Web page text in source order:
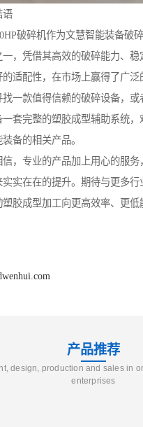
语
破碎机作为文慧智能装备破
一，凭借其高效的破碎能力、稳
的适配性，在市场上赢得了广
找一款值得信赖的破碎设备，
一套完整的塑胶成型辅助系统，
备的相关产品。
信，专业的产品加上用心的服务
实实在在的提升。期待与更多行
塑胶成型加工向更高效率、更低
产品推荐
design, production and sales in
enterprises